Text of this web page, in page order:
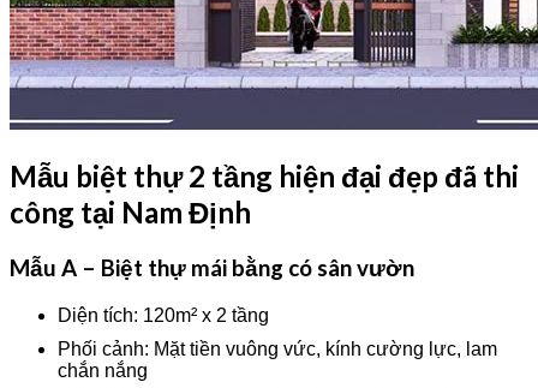
Mẫu biệt thự 2 tầng hiện đại đẹp đã thi
công tại Nam Định
Mẫu A – Biệt thự mái bằng có sân vườn
Diện tích: 120m² x 2 tầng
Phối cảnh: Mặt tiền vuông vức, kính cường lực, lam
chắn nắng